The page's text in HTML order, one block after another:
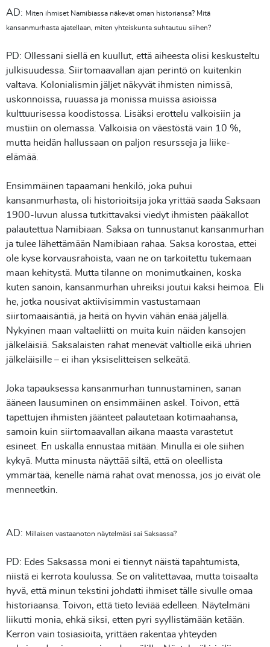
AD: Miten ihmiset Namibiassa näkevät oman historiansa? Mitä
kansanmurhasta ajatellaan, miten yhteiskunta suhtautuu siihen?
PD: Ollessani siellä en kuullut, että aiheesta olisi keskusteltu
julkisuudessa. Siirtomaavallan ajan perintö on kuitenkin
valtava. Kolonialismin jäljet näkyvät ihmisten nimissä,
uskonnoissa, ruuassa ja monissa muissa asioissa
kulttuurisessa koodistossa. Lisäksi erottelu valkoisiin ja
mustiin on olemassa. Valkoisia on väestöstä vain 10 %,
mutta heidän hallussaan on paljon resursseja ja liike-
elämää.
Ensimmäinen tapaamani henkilö, joka puhui
kansanmurhasta, oli historioitsija joka yrittää saada Saksaan
1900-luvun alussa tutkittavaksi viedyt ihmisten pääkallot
palautettua Namibiaan. Saksa on tunnustanut kansanmurhan
ja tulee lähettämään Namibiaan rahaa. Saksa korostaa, ettei
ole kyse korvausrahoista, vaan ne on tarkoitettu tukemaan
maan kehitystä. Mutta tilanne on monimutkainen, koska
kuten sanoin, kansanmurhan uhreiksi joutui kaksi heimoa. Eli
he, jotka nousivat aktiivisimmin vastustamaan
siirtomaaisäntiä, ja heitä on hyvin vähän enää jäljellä.
Nykyinen maan valtaeliitti on muita kuin näiden kansojen
jälkeläisiä. Saksalaisten rahat menevät valtiolle eikä uhrien
jälkeläisille – ei ihan yksiselitteisen selkeätä.
Joka tapauksessa kansanmurhan tunnustaminen, sanan
ääneen lausuminen on ensimmäinen askel. Toivon, että
tapettujen ihmisten jäänteet palautetaan kotimaahansa,
samoin kuin siirtomaavallan aikana maasta varastetut
esineet. En uskalla ennustaa mitään. Minulla ei ole siihen
kykyä. Mutta minusta näyttää siltä, että on oleellista
ymmärtää, kenelle nämä rahat ovat menossa, jos jo eivät ole
menneetkin.
AD: Millaisen vastaanoton näytelmäsi sai Saksassa?
PD: Edes Saksassa moni ei tiennyt näistä tapahtumista,
niistä ei kerrota koulussa. Se on valitettavaa, mutta toisaalta
hyvä, että minun tekstini johdatti ihmiset tälle sivulle omaa
historiaansa. Toivon, että tieto leviää edelleen. Näytelmäni
liikutti monia, ehkä siksi, etten pyri syyllistämään ketään.
Kerron vain tosiasioita, yrittäen rakentaa yhteyden